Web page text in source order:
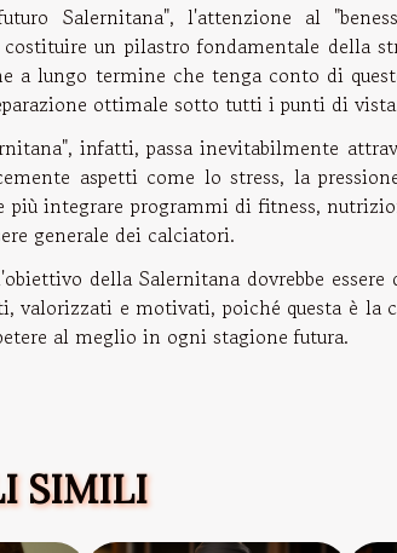
Salernitana", l'attenzione al
un pilastro fondamentale della
a lungo termine che tenga conto di
ottimale sotto tutti i punti di
infatti, passa inevitabilmente
aspetti come lo stress, la
più integrare programmi di fitness,
generale dei calciatori.
della Salernitana dovrebbe
valorizzati e motivati, poiché questa è la
al meglio in ogni stagione futura.
SIMILI